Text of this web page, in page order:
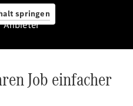
springen
Anbieter
Job einfacher